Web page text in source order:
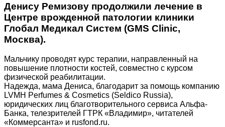
Денису Ремизову продолжили лечение в
Центре врожденной патологии клиники
Глобал Медикал Систем (GMS Clinic,
Москва).
Мальчику проводят курс терапии, направленный на
повышение плотности костей, совместно с курсом
физической реабилитации.
Надежда, мама Дениса, благодарит за помощь компанию
LVMH Perfumes & Cosmetics (Seldico Russia),
юридических лиц благотворительного сервиса Альфа-
Банка, телезрителей ГТРК «Владимир», читателей
«Коммерсанта» и rusfond.ru.